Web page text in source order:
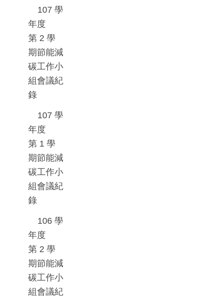
107 學
年度
第 2 學
期節能減
碳工作小
組會議紀
錄
107 學
年度
第 1 學
期節能減
碳工作小
組會議紀
錄
106 學
年度
第 2 學
期節能減
碳工作小
組會議紀